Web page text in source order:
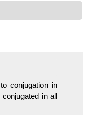
conjugation in
in all